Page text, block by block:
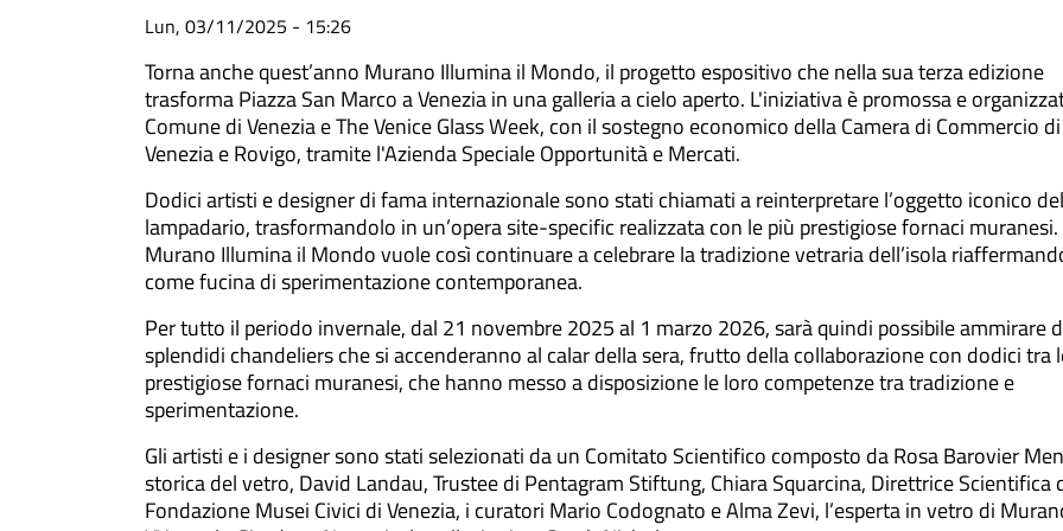
a
m
o
k
Lun, 03/11/2025 - 15:26
Torna anche quest’anno Murano Illumina il Mondo, il progetto espositivo che nella sua terza edizione
trasforma Piazza San Marco a Venezia in una galleria a cielo aperto. L'iniziativa è promossa e
Comune di Venezia e The Venice Glass Week, con il sostegno economico della Camera di Commercio di
Venezia e Rovigo, tramite l'Azienda Speciale Opportunità e Mercati.
Dodici artisti e designer di fama internazionale sono stati chiamati a reinterpretare l’oggetto iconico del
lampadario, trasformandolo in un’opera site-specific realizzata con le più prestigiose fornaci muranesi.
Murano Illumina il Mondo vuole così continuare a celebrare la tradizione vetraria dell’isola
come fucina di sperimentazione contemporanea.
Per tutto il periodo invernale, dal 21 novembre 2025 al 1 marzo 2026, sarà quindi possibile ammirare
splendidi chandeliers che si accenderanno al calar della sera, frutto della collaborazione con dodici tra
prestigiose fornaci muranesi, che hanno messo a disposizione le loro competenze tra tradizione e
sperimentazione.
Gli artisti e i designer sono stati selezionati da un Comitato Scientifico composto da Rosa Barovier
storica del vetro, David Landau, Trustee di Pentagram Stiftung, Chiara Squarcina, Direttrice Scientifica
Fondazione Musei Civici di Venezia, i curatori Mario Codognato e Alma Zevi, l’esperta in vetro di